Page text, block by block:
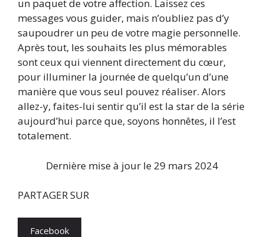
un paquet de votre affection. Laissez ces
messages vous guider, mais n’oubliez pas d’y
saupoudrer un peu de votre magie personnelle.
Après tout, les souhaits les plus mémorables
sont ceux qui viennent directement du cœur,
pour illuminer la journée de quelqu’un d’une
manière que vous seul pouvez réaliser. Alors
allez-y, faites-lui sentir qu’il est la star de la série
aujourd’hui parce que, soyons honnêtes, il l’est
totalement.
Dernière mise à jour le 29 mars 2024
PARTAGER SUR
Facebook